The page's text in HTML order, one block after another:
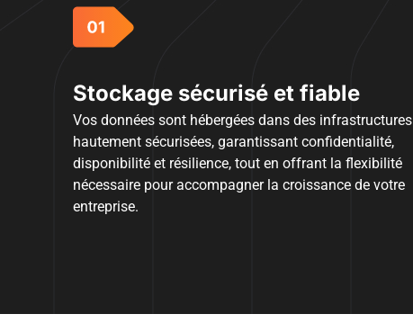
Stockage sécurisé et fiable
Vos données sont hébergées dans des infrastructures
hautement sécurisées, garantissant confidentialité,
disponibilité et résilience, tout en offrant la flexibilité
nécessaire pour accompagner la croissance de votre
entreprise.